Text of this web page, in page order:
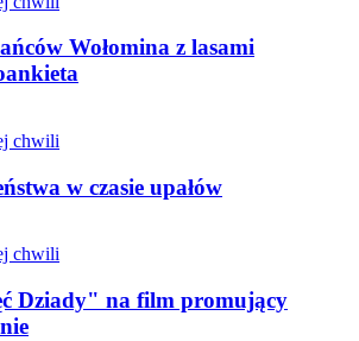
Wołomina z lasami
chwili
w czasie upałów
chwili
Dziady" na film promujący